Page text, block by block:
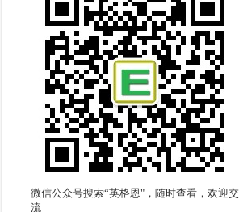
微信公众号搜索“英格恩"，随时查看，欢迎交
流